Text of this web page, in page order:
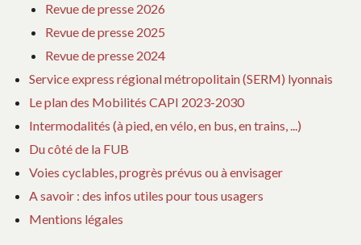
Revue de presse 2026
Revue de presse 2025
Revue de presse 2024
Service express régional métropolitain (SERM) lyonnais
Le plan des Mobilités CAPI 2023-2030
Intermodalités (à pied, en vélo, en bus, en trains, ...)
Du côté de la FUB
Voies cyclables, progrès prévus ou à envisager
A savoir : des infos utiles pour tous usagers
Mentions légales